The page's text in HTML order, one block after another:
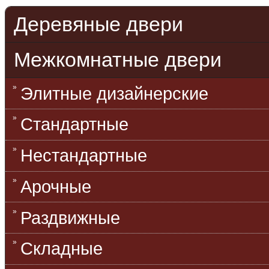
Деревяные двери
Межкомнатные двери
Элитные дизайнерские
Стандартные
Нестандартные
Арочные
Раздвижные
Складные